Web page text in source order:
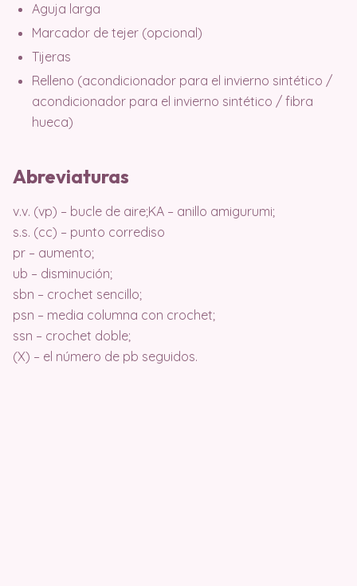
Aguja larga
Marcador de tejer (opcional)
Tijeras
Relleno (acondicionador para el invierno sintético /
acondicionador para el invierno sintético / fibra
hueca)
Abreviaturas
v.v. (vp) – bucle de aire;KA – anillo amigurumi;
s.s. (cc) – punto corrediso
pr – aumento;
ub – disminución;
sbn – crochet sencillo;
psn – media columna con crochet;
ssn – crochet doble;
(X) – el número de pb seguidos.